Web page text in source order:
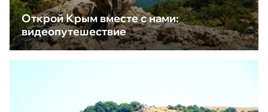
Открой Крым вместе с нами:
видеопутешествие